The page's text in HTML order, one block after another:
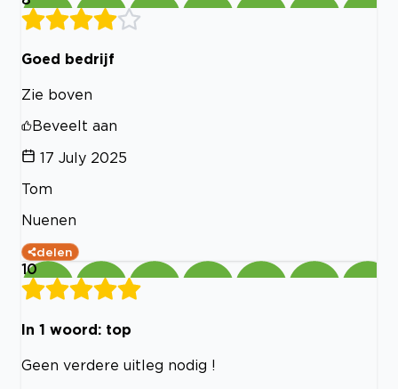
Goed bedrijf
Zie boven
Beveelt aan
17 July 2025
Tom
Nuenen
delen
10
In 1 woord: top
Geen verdere uitleg nodig !